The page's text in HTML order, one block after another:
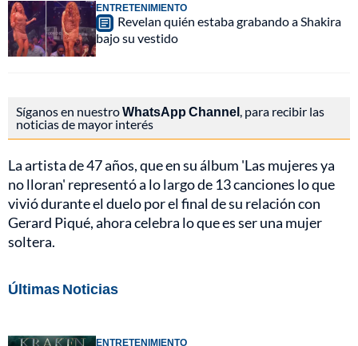
ENTRETENIMIENTO
Revelan quién estaba grabando a Shakira
bajo su vestido
Síganos en nuestroWhatsApp Channel, para recibir las
noticias de mayor interés
La artista de 47 años, que en su álbum 'Las mujeres ya
no lloran' representó a lo largo de 13 canciones lo que
vivió durante el duelo por el final de su relación con
Gerard Piqué, ahora celebra lo que es ser una mujer
soltera.
Últimas Noticias
ENTRETENIMIENTO